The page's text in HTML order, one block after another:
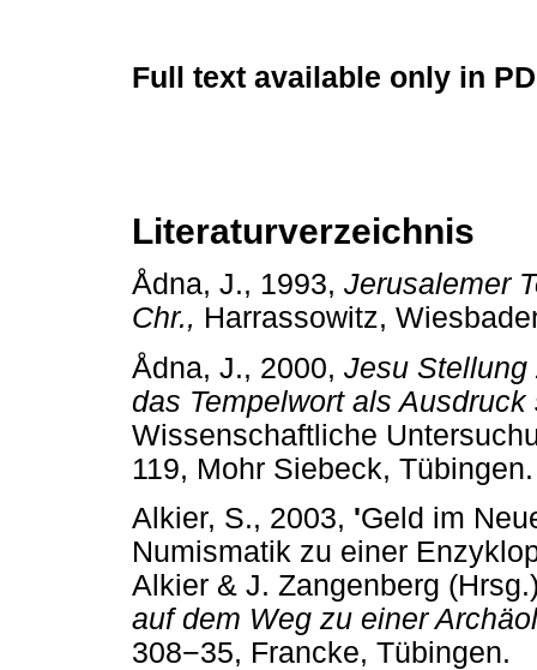
Full text available only in
Literaturverzeichnis
Ådna, J., 1993, Jerusalemer
Chr., Harrassowitz,
Ådna, J., 2000, Jesu Stellung
das Tempelwort als
Wissenschaftliche
119, Mohr Siebeck,
Alkier, S., 2003, 'Geld im
Numismatik zu einer
Alkier & J. Zangenberg
auf dem Weg zu einer
308−35, Francke,